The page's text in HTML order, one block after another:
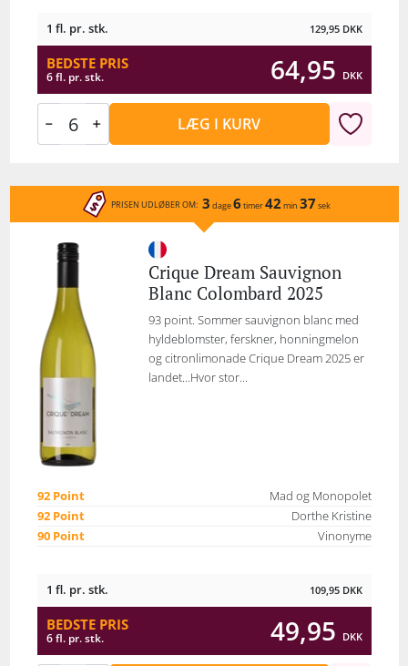
1 fl. pr. stk. 129,95 DKK
BEDSTE PRIS
6 fl. pr. stk. 64,95 DKK
LÆG I KURV
PRISEN UDLØBER OM: 3 dage6 timer42 min 37 sek
Crique Dream Sauvignon
Blanc Colombard 2025
93 point. Sommer sauvignon blanc med
hyldeblomster, ferskner, honningmelon
og citronlimonade Crique Dream 2025 er
landet...Hvor stor...
92 Point
Mad og Monopolet
92 Point
Dorthe Kristine
90 Point
Vinonyme
1 fl. pr. stk. 109,95 DKK
BEDSTE PRIS
6 fl. pr. stk. 49,95 DKK